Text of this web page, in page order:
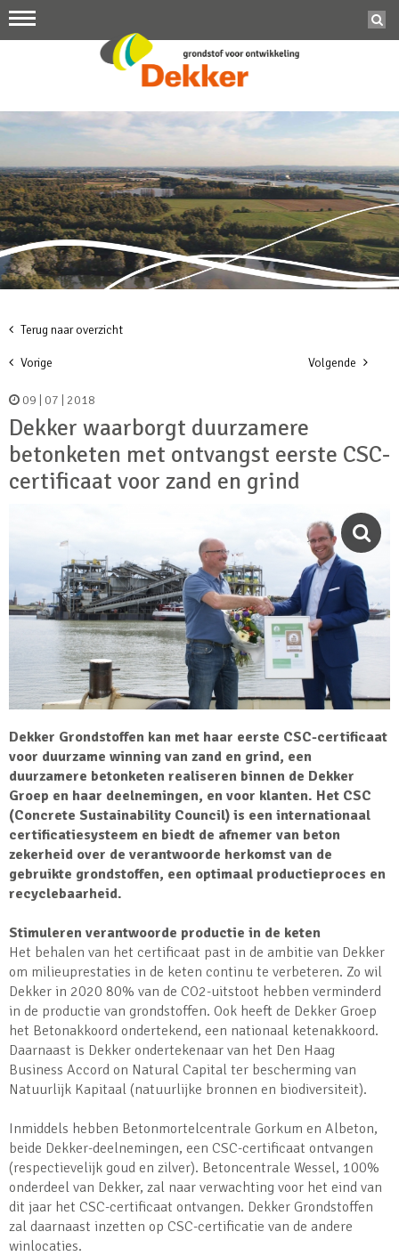
Terug naar overzicht
Vorige Volgende
09 | 07 | 2018
Dekker waarborgt duurzamere
betonketen met ontvangst eerste CSC-
certificaat voor zand en grind
Dekker Grondstoffen kan met haar eerste CSC-certificaat
voor duurzame winning van zand en grind, een
duurzamere betonketen realiseren binnen de Dekker
Groep en haar deelnemingen, en voor klanten. Het CSC
(Concrete Sustainability Council) is een internationaal
certificatiesysteem en biedt de afnemer van beton
zekerheid over de verantwoorde herkomst van de
gebruikte grondstoffen, een optimaal productieproces en
recyclebaarheid.
Stimuleren verantwoorde productie in de keten
Het behalen van het certificaat past in de ambitie van Dekker
om milieuprestaties in de keten continu te verbeteren. Zo wil
Dekker in 2020 80% van de CO2-uitstoot hebben verminderd
in de productie van grondstoffen. Ook heeft de Dekker Groep
het Betonakkoord ondertekend, een nationaal ketenakkoord.
Daarnaast is Dekker ondertekenaar van het Den Haag
Business Accord on Natural Capital ter bescherming van
Natuurlijk Kapitaal (natuurlijke bronnen en biodiversiteit).
Inmiddels hebben Betonmortelcentrale Gorkum en Albeton,
beide Dekker-deelnemingen, een CSC-certificaat ontvangen
(respectievelijk goud en zilver). Betoncentrale Wessel, 100%
onderdeel van Dekker, zal naar verwachting voor het eind van
dit jaar het CSC-certificaat ontvangen. Dekker Grondstoffen
zal daarnaast inzetten op CSC-certificatie van de andere
winlocaties.